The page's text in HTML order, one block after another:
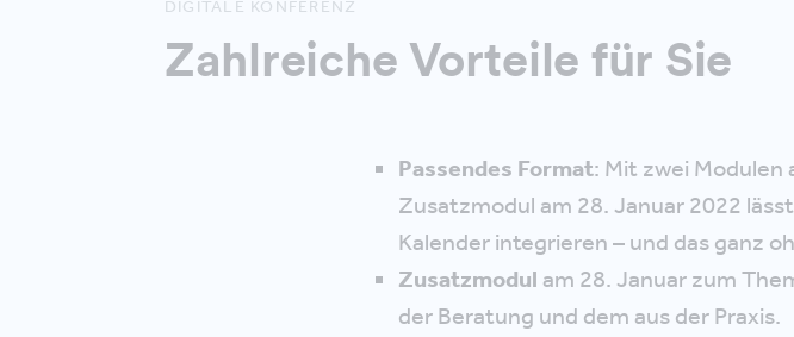
DIGITALE KONFERENZ
Zahlreiche Vorteile für Sie
Passendes Format: Mit zwei Modulen
Zusatzmodul am 28. Januar 2022
Kalender integrieren – und das ganz
Zusatzmodul am 28. Januar zum
der Beratung und dem aus der Praxis.